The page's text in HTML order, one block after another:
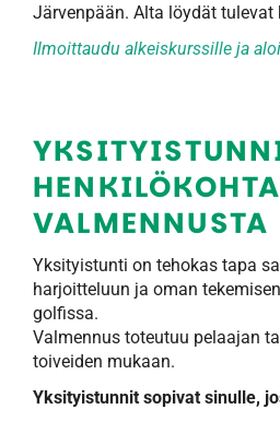
Järvenpään. Alta löydät tulevat
Ilmoittaudu alkeiskurssille ja
VALMENNUSTA
Yksityistunti on tehokas tapa
harjoitteluun ja oman
golfissa.
Valmennus toteutuu pelaajan
toiveiden mukaan.
Yksityistunnit sopivat sinulle,